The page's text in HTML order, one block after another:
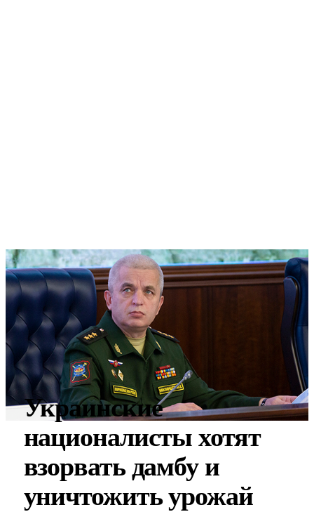
Украинские
националисты хотят
взорвать дамбу и
уничтожить урожай